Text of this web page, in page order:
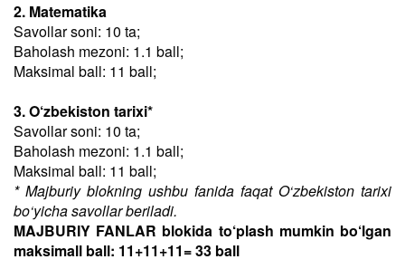
2. Matematika
Savollar soni: 10 ta;
Baholash mezoni: 1.1 ball;
Maksimal ball: 11 ball;
3. O‘zbekiston tarixi*
Savollar soni: 10 ta;
Baholash mezoni: 1.1 ball;
Maksimal ball: 11 ball;
* Majburiy blokning ushbu fanida faqat O‘zbekiston tarixi
bo‘yicha savollar beriladi.
MAJBURIY FANLAR blokida to‘plash mumkin bo‘lgan
maksimall ball: 11+11+11= 33 ball